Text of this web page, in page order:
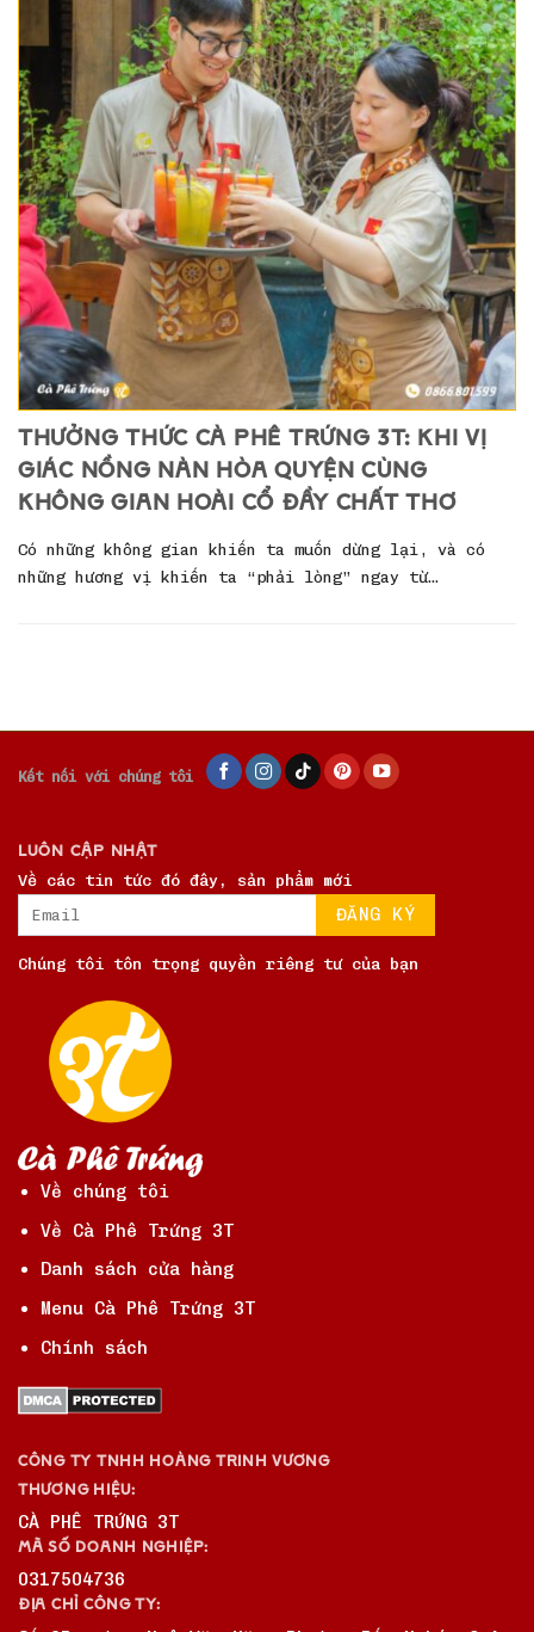
THƯỞNG THỨC CÀ PHÊ TRỨNG 3T: KHI VỊ
GIÁC NỒNG NÀN HÒA QUYỆN CÙNG
KHÔNG GIAN HOÀI CỔ ĐẦY CHẤT THƠ
Có những không gian khiến ta muốn dừng lại, và có
những hương vị khiến ta “phải lòng” ngay từ…
Kết nối với chúng tôi
LUÔN CẬP NHẬT
Về các tin tức đó đây, sản phẩm mới
Chúng tôi tôn trọng quyền riêng tư của bạn
Về chúng tôi
Về Cà Phê Trứng 3T
Danh sách cửa hàng
Menu Cà Phê Trứng 3T
Chính sách
CÔNG TY TNHH HOÀNG TRINH VƯƠNG
THƯƠNG HIỆU:
CÀ PHÊ TRỨNG 3T
MÃ SỐ DOANH NGHIỆP:
0317504736
ĐỊA CHỈ CÔNG TY: